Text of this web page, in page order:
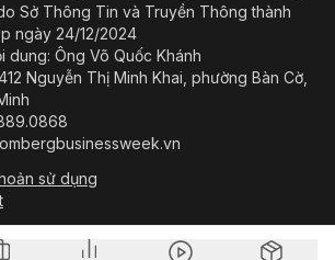
Sở Thông Tin và Truyền Thông thành
ngày 24/12/2024
dung: Ông Võ Quốc Khánh
Nguyễn Thị Minh Khai, phường Bàn Cờ,
sử dụng
Công ty Cổ phần Beacon Asia Media